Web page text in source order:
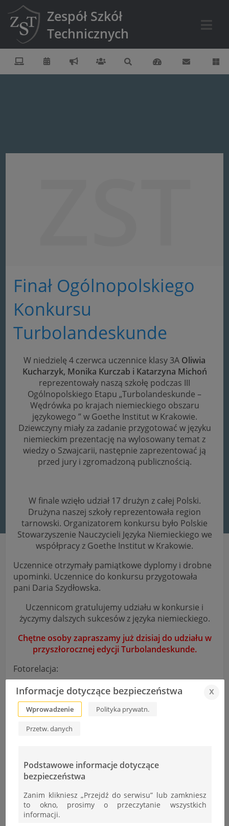
Zespół Szkół
Technicznych
Finał Ogólnopolskiego
Konkursu
Turbolandeskunde
W niedzielę 4 czerwca uczennice klasy 3A Oliwia
Kucharzyk, Monika Kurczab i Katarzyna Michoń
reprezentowały naszą szkołę podczas III
Ogólnopolskiego Etapu „Turbolandeskunde –
Wędrówka po krajach niemieckiego obszaru
językowego ” w Goethe Institut w Krakowie.
Dziewczyny miały za zadanie przygotować w języku
niemieckim prezentację na wylosowany temat z
wiedzy o Szwajcarii, następnie zaprezentować ją
przed jury i zgromadzoną publicznością.
W finale wzięło udział 17 drużyn z całej Polski.
Drużyna naszej szkoły reprezentowała region
tarnowski. Organizatorem konkursu było Polskie
Stowarzyszenie Nauczycieli Języka Niemieckiego we
współpracy z Goethe Institut w Krakowie.
Uczennice otrzymały pamiątkowe dyplomy i drobne
upominki. Uczennice do konkursu przygotowała
pani Daria Szydłowska.
Uczennicom gratulujemy udziału w konkursie i
życzymy dalszych sukcesów z języka niemieckiego.
Chętne osoby zapraszamy już dzisiaj do udziału w
przyszłorocznej edycji Turbolandeskunde.
Fotorelacja:
Informacje dotyczące bezpieczeństwa x
Wprowadzenie Polityka prywatn.
Przetw. danych
Podstawowe informacje dotyczące
bezpieczeństwa
Zanim klikniesz „Przejdź do serwisu” lub zamkniesz
to okno, prosimy o przeczytanie wszystkich
informacji.